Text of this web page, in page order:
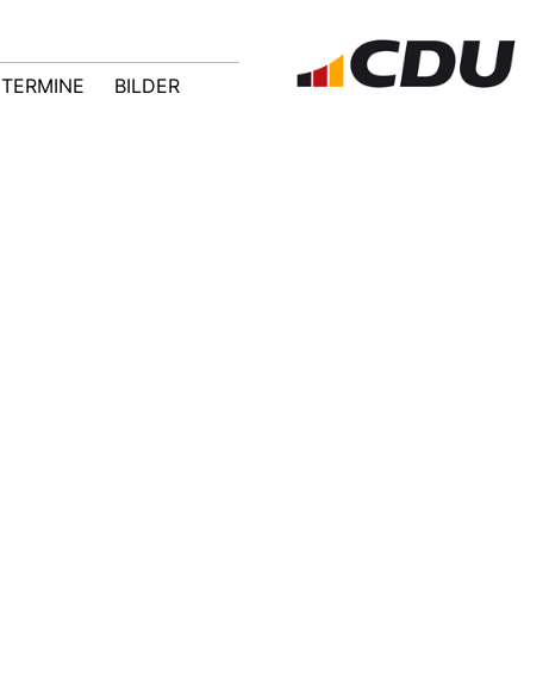
TERMINE
BILDER